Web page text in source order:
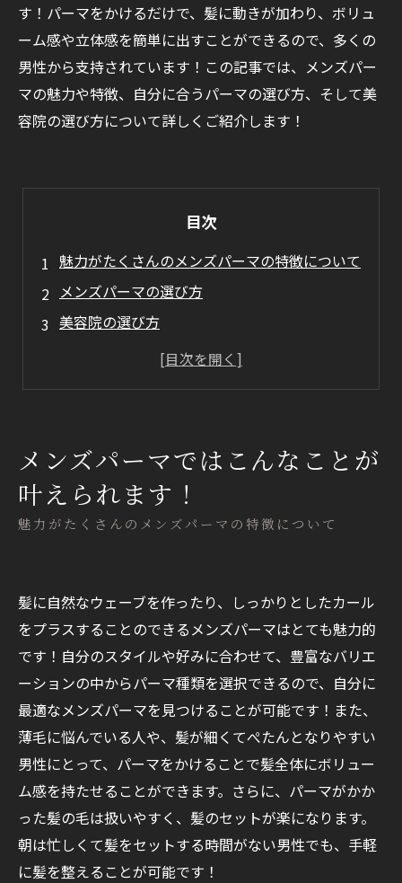
す！パーマをかけるだけで、髪に動きが加わり、ボリュ
ーム感や立体感を簡単に出すことができるので、多くの
男性から支持されています！この記事では、メンズパー
マの魅力や特徴、自分に合うパーマの選び方、そして美
容院の選び方について詳しくご紹介します！
目次
魅力がたくさんのメンズパーマの特徴について
メンズパーマの選び方
美容院の選び方
魅力がたくさんのメンズパーマの特徴について
メンズパーマではこんなことが
叶えられます！
髪に自然なウェーブを作ったり、しっかりとしたカール
をプラスすることのできるメンズパーマはとても魅力的
です！自分のスタイルや好みに合わせて、豊富なバリエ
ーションの中からパーマ種類を選択できるので、自分に
最適なメンズパーマを見つけることが可能です！また、
薄毛に悩んでいる人や、髪が細くてぺたんとなりやすい
男性にとって、パーマをかけることで髪全体にボリュー
ム感を持たせることができます。さらに、パーマがかか
った髪の毛は扱いやすく、髪のセットが楽になります。
朝は忙しくて髪をセットする時間がない男性でも、手軽
に髪を整えることが可能です！